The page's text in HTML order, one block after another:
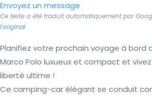
Envoyez un message
Ce texte a été traduit automatiquement par
l'original
Planifiez votre prochain voyage à bord
Marco Polo luxueux et compact et
liberté ultime !
Ce camping-car élégant se conduit